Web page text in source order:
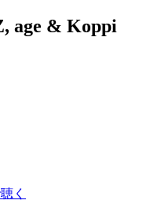
age & Koppi